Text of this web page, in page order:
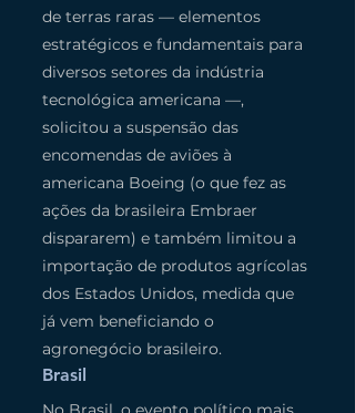
de terras raras — elementos
estratégicos e fundamentais para
diversos setores da indústria
tecnológica americana —,
solicitou a suspensão das
encomendas de aviões à
americana Boeing (o que fez as
ações da brasileira Embraer
dispararem) e também limitou a
importação de produtos agrícolas
dos Estados Unidos, medida que
já vem beneficiando o
agronegócio brasileiro.
Brasil